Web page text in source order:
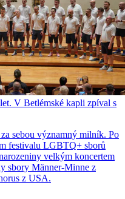
V Betlémské kapli zpíval s
sebou významný milník. Po
festivalu LGBTQ+ sborů
velkým koncertem
sbory Männer-Minne z
z USA.